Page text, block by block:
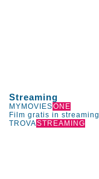
Streaming
MYMOVIESONE
Film gratis in streaming
TROVASTREAMING